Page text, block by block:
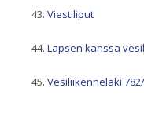
Viestiliput
Lapsen kanssa
Vesiliikennelaki